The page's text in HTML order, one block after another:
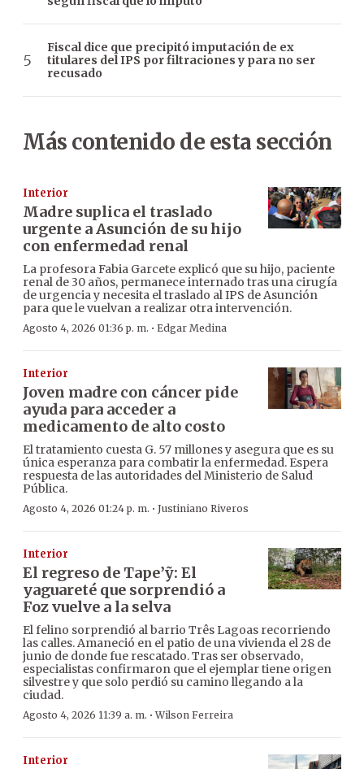
Fiscal dice que precipitó imputación de ex
titulares del IPS por filtraciones y para no ser
recusado
Más contenido de esta sección
Interior
Madre suplica el traslado
urgente a Asunción de su hijo
con enfermedad renal
La profesora Fabia Garcete explicó que su hijo, paciente
renal de 30 años, permanece internado tras una cirugía
de urgencia y necesita el traslado al IPS de Asunción
para que le vuelvan a realizar otra intervención.
Agosto 4, 2026 01:36 p. m. · Edgar Medina
Interior
Joven madre con cáncer pide
ayuda para acceder a
medicamento de alto costo
El tratamiento cuesta G. 57 millones y asegura que es su
única esperanza para combatir la enfermedad. Espera
respuesta de las autoridades del Ministerio de Salud
Pública.
Agosto 4, 2026 01:24 p. m. · Justiniano Riveros
Interior
El regreso de Tape’ỹ: El
yaguareté que sorprendió a
Foz vuelve a la selva
El felino sorprendió al barrio Três Lagoas recorriendo
las calles. Amaneció en el patio de una vivienda el 28 de
junio de donde fue rescatado. Tras ser observado,
especialistas confirmaron que el ejemplar tiene origen
silvestre y que solo perdió su camino llegando a la
ciudad.
Agosto 4, 2026 11:39 a. m. ·Wilson Ferreira
Interior